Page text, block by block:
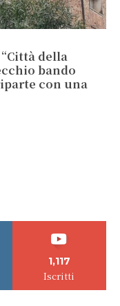
della
bando
con una
1,117
Iscritti